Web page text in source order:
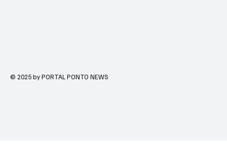
© 2025 by PORTAL PONTO NEWS